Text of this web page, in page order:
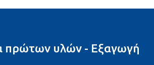
πρώτων υλών - Εξαγωγή